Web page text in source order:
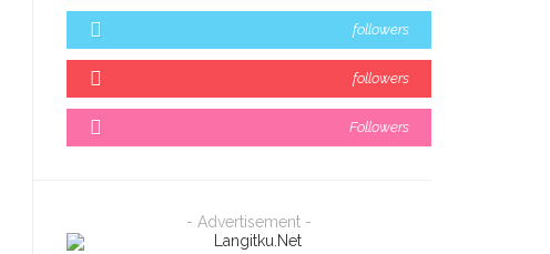
followers
followers
Followers
- Advertisement -